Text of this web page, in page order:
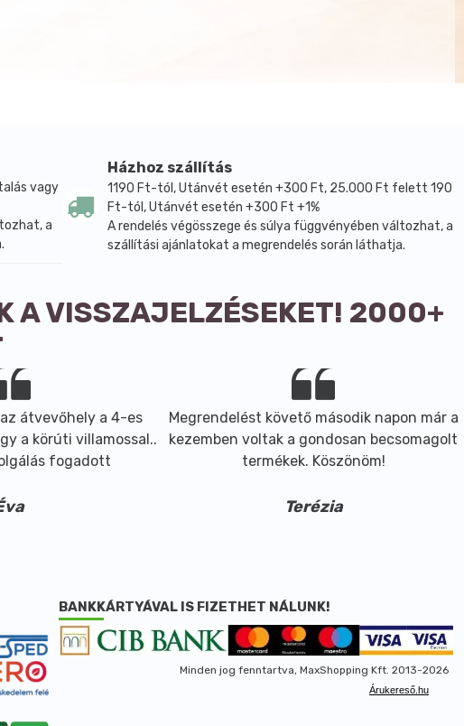
vagy
a
Házhoz szállítás
1190 Ft-tól, Utánvét esetén +300 Ft, 25.000 Ft felett 190
Ft-tól, Utánvét esetén +300 Ft +1%
A rendelés végösszege és súlya függvényében változhat, a
szállítási ajánlatokat a megrendelés során láthatja.
A VISSZAJELZÉSEKET! 2000+
átvevőhely a 4-es
a körúti villamossal..
fogadott
Megrendelést követő második napon már a
kezemben voltak a gondosan becsomagolt
termékek. Köszönöm!
Terézia
BANKKÁRTYÁVAL IS FIZETHET NÁLUNK!
Minden jog fenntartva, MaxShopping Kft. 2013-2026
Árukereső.hu